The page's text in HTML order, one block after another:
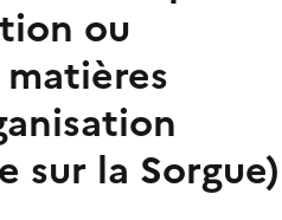
ou
sur la Sorgue)